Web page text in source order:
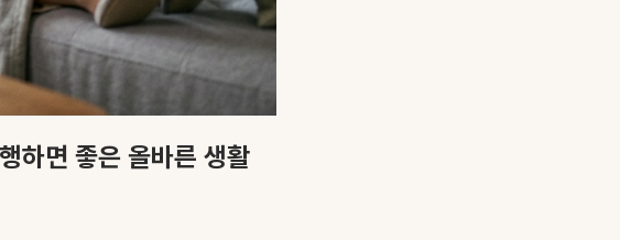
하면 좋은 올바른 생활